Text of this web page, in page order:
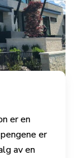
er en
er
av en